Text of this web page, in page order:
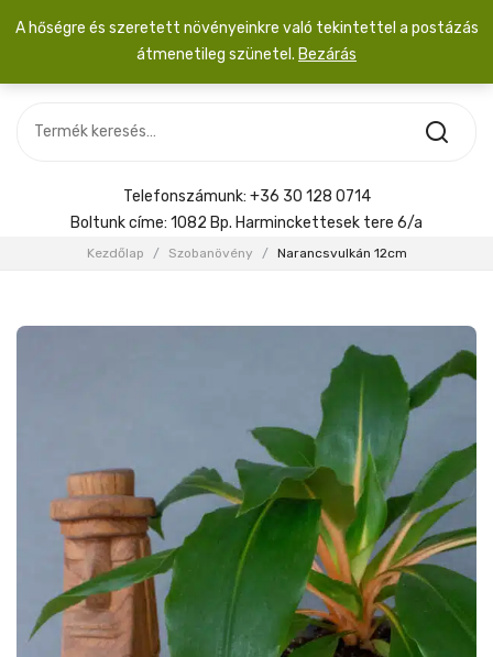
SZOBANÖVÉNY
KIEGÉSZÍTŐK
Menyasszonyi csokor
Telefonszámunk: +36 30 128 0714
Boltunk címe: 1082 Bp. Harminckettesek tere 6/a
Kezdőlap / Szobanövény / Narancsvulkán 12cm
A hőségre és szeretett növényeinkre való tekintettel a postázás
átmenetileg szünetel. Bezárás